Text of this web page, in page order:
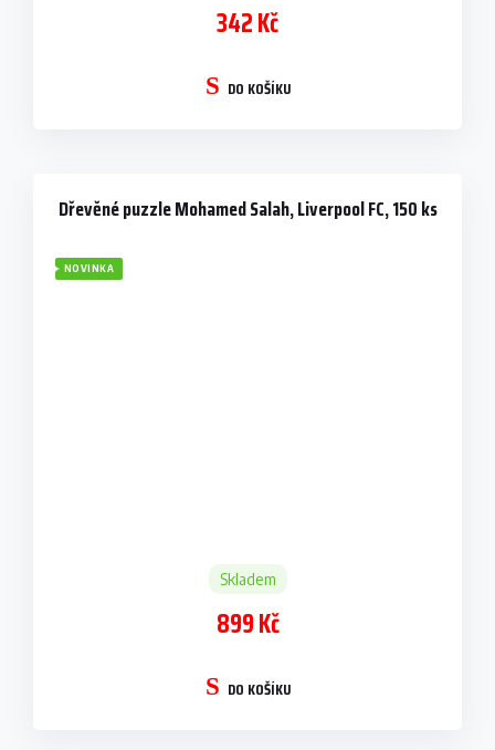
342 Kč
DO KOŠÍKU
Dřevěné puzzle Mohamed Salah, Liverpool FC, 150 ks
NOVINKA
Skladem
899 Kč
DO KOŠÍKU